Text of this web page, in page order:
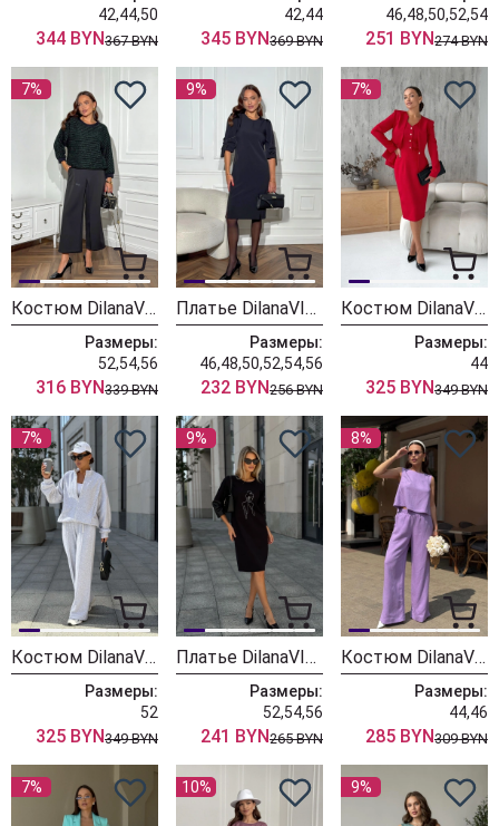
42,44,50
344 BYN367 BYN
42,44
345 BYN369 BYN
46,48,50,52,54
251 BYN274 BYN
7%
Костюм DilanaVIP 2124 черный + зеленый
Размеры:
52,54,56
316 BYN339 BYN
9%
Платье DilanaVIP 2114 черный
Размеры:
46,48,50,52,54,56
232 BYN256 BYN
7%
Костюм DilanaVIP 2106 красный
Размеры:
44
325 BYN349 BYN
7%
Костюм DilanaVIP 2118 светло-серый
Размеры:
52
325 BYN349 BYN
9%
Платье DilanaVIP 2117 черный
Размеры:
52,54,56
241 BYN265 BYN
8%
Костюм DilanaVIP 2052-1 лаванда
Размеры:
44,46
285 BYN309 BYN
7% 10% 9%